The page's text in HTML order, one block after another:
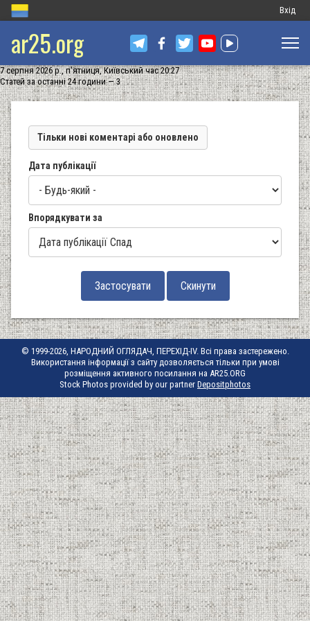
Меню
запису
Вхід
ar25.org
7 серпня 2026 р., п'ятниця, Київський час 20:27
Статей за останні 24 години — 3
Тільки нові коментарі або оновлено
Дата публікації
Впорядкувати за
© 1999-2026, НАРОДНИЙ ОГЛЯДАЧ, ПЕРЕХІД-IV. Всі права застережено.
Використання інформації з сайту дозволяється тільки при умові
розміщення активного посилання на AR25.ORG
Stock Photos provided by our partner Depositphotos